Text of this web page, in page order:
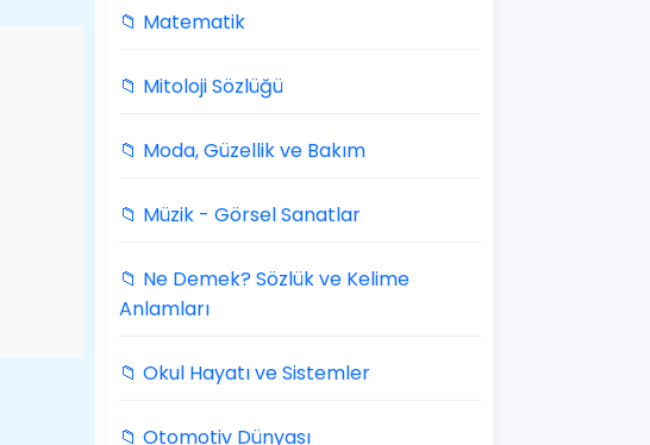
📁 Matematik
📁 Mitoloji Sözlüğü
📁 Moda, Güzellik ve Bakım
📁 Müzik - Görsel Sanatlar
📁 Ne Demek? Sözlük ve Kelime
Anlamları
📁 Okul Hayatı ve Sistemler
📁 Otomotiv Dünyası